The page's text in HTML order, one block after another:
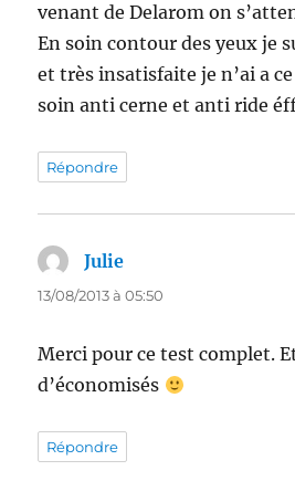
venant de Delarom on
En soin contour des yeux je
et très insatisfaite je n’ai a
soin anti cerne et anti ride
Répondre
Julie
13/08/2013 à 05:50
Merci pour ce test complet.
d’économisés
Répondre